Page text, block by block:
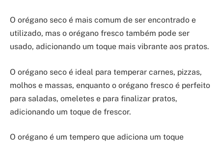
O orégano seco é mais comum de ser encontrado e
utilizado, mas o orégano fresco também pode ser
usado, adicionando um toque mais vibrante aos pratos.
O orégano seco é ideal para temperar carnes, pizzas,
molhos e massas, enquanto o orégano fresco é perfeito
para saladas, omeletes e para finalizar pratos,
adicionando um toque de frescor.
O orégano é um tempero que adiciona um toque